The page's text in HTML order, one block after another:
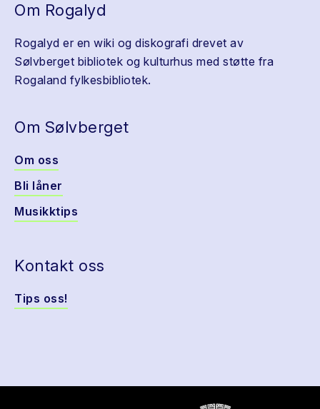
Om Rogalyd
Rogalyd er en wiki og diskografi drevet av
Sølvberget bibliotek og kulturhus med støtte fra
Rogaland fylkesbibliotek.
Om Sølvberget
Om oss
Bli låner
Musikktips
Kontakt oss
Tips oss!